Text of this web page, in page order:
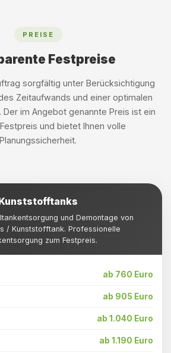
PREISE
Festpreise
sorgfältig unter Berücksichtigung
Zeitaufwands und einer optimalen
Der im Angebot genannte Preis ist ein
und bietet Ihnen volle
Planungssicherheit.
und Demontage von
/ Kunststofftank. Professionelle
zum Festpreis.
ab 760 Euro
ab 905 Euro
ab 1.040 Euro
ab 1.190 Euro